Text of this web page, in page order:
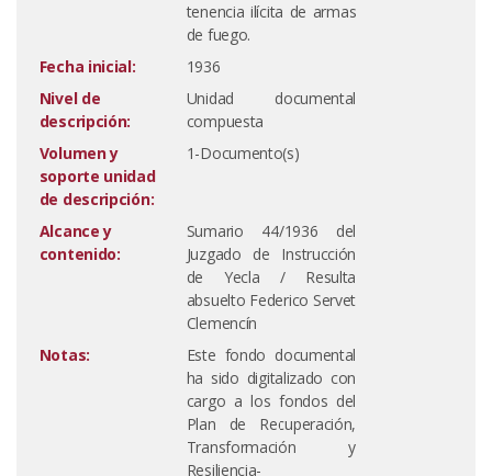
tenencia ilícita de armas
de fuego.
Fecha inicial:
1936
Nivel de
descripción:
Unidad documental
compuesta
Volumen y
soporte unidad
de descripción:
1-Documento(s)
Alcance y
contenido:
Sumario 44/1936 del
Juzgado de Instrucción
de Yecla / Resulta
absuelto Federico Servet
Clemencín
Notas:
Este fondo documental
ha sido digitalizado con
cargo a los fondos del
Plan de Recuperación,
Transformación y
Resiliencia-